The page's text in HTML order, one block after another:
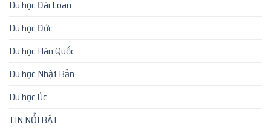
Du học Đài Loan
Du học Đức
Du học Hàn Quốc
Du học Nhật Bản
Du học Úc
TIN NỔI BẬT